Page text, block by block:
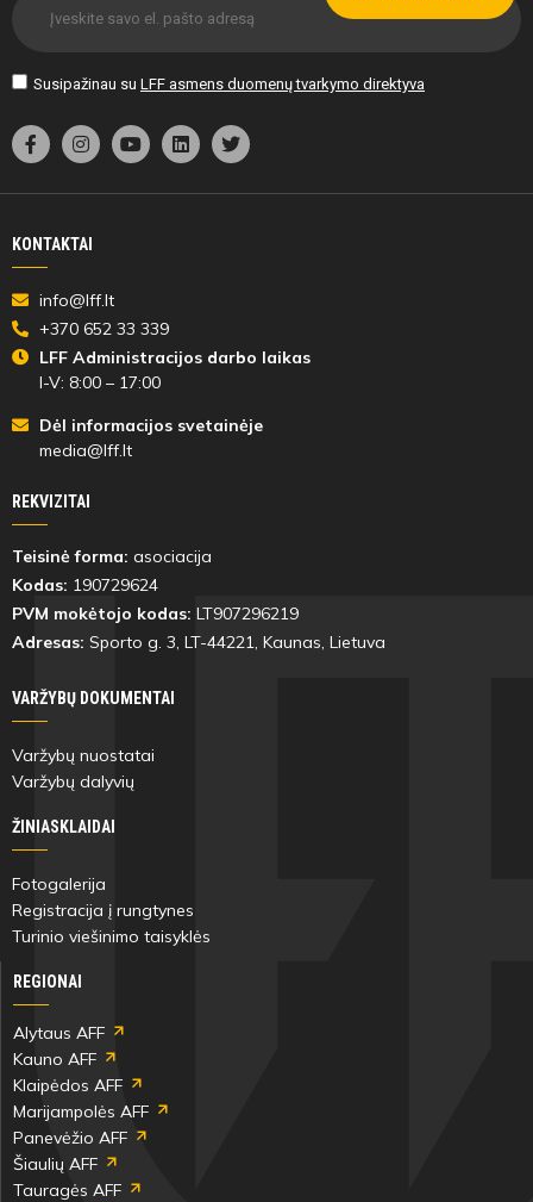
Susipažinau su LFF asmens duomenų tvarkymo direktyva
KONTAKTAI
info@lff.lt
+370 652 33 339
LFF Administracijos darbo laikas
I-V: 8:00 – 17:00
Dėl informacijos svetainėje
media@lff.lt
REKVIZITAI
Teisinė forma: asociacija
Kodas: 190729624
PVM mokėtojo kodas: LT907296219
Adresas: Sporto g. 3, LT-44221, Kaunas, Lietuva
VARŽYBŲ DOKUMENTAI
Varžybų nuostatai
Varžybų dalyvių
ŽINIASKLAIDAI
Fotogalerija
Registracija į rungtynes
Turinio viešinimo taisyklės
REGIONAI
Alytaus AFF
Kauno AFF
Klaipėdos AFF
Marijampolės AFF
Panevėžio AFF
Šiaulių AFF
Tauragės AFF